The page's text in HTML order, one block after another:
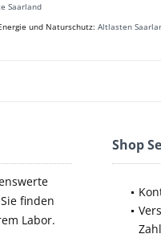
Saarland
und Naturschutz: Altlasten
finden
Labor.
Shop